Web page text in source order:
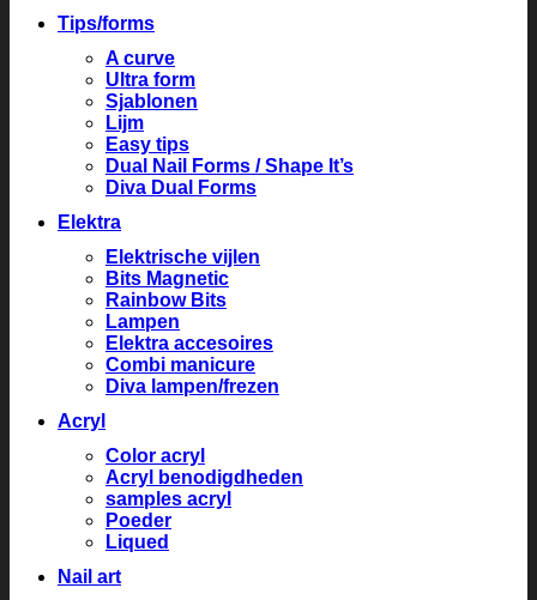
Tips/forms
A curve
Ultra form
Sjablonen
Lijm
Easy tips
Dual Nail Forms / Shape It’s
Diva Dual Forms
Elektra
Elektrische vijlen
Bits Magnetic
Rainbow Bits
Lampen
Elektra accesoires
Combi manicure
Diva lampen/frezen
Acryl
Color acryl
Acryl benodigdheden
samples acryl
Poeder
Liqued
Nail art